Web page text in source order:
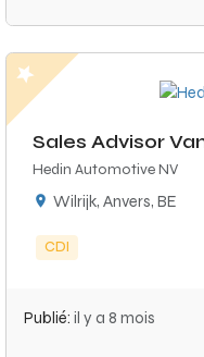
Sales Advisor
Hedin Automotive NV
Wilrijk, Anvers, BE
CDI
Publié: il y a 8 mois